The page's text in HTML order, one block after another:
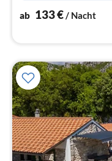
ab 133€/ Nacht